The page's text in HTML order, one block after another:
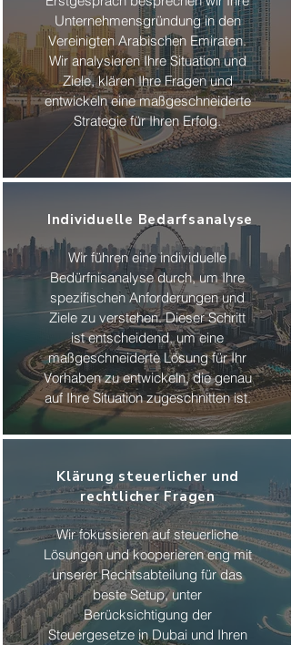
Unternehmensgründung in den
Vereinigten Arabischen Emiraten.
Wir analysieren Ihre Situation und
Ziele, klären Ihre Fragen und
entwickeln eine maßgeschneiderte
Strategie für Ihren Erfolg.
Individuelle Bedarfsanalyse
Wir führen eine individuelle
Bedürfnisanalyse durch, um Ihre
spezifischen Anforderungen und
Ziele zu verstehen. Dieser Schritt
ist entscheidend, um eine
maßgeschneiderte Lösung für Ihr
Vorhaben zu entwickeln, die genau
auf Ihre Situation zugeschnitten ist.
Klärung steuerlicher und
rechtlicher Fragen
Wir fokussieren auf steuerliche
Lösungen und kooperieren eng mit
unserer Rechtsabteilung für das
beste Setup, unter
Berücksichtigung der
Steuergesetze in Dubai und Ihren